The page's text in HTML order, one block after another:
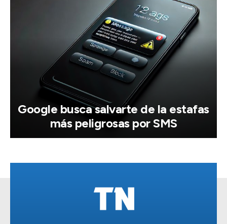
Google busca salvarte de la estafas
más peligrosas por SMS